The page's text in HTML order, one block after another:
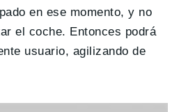
en ese momento, y no
el coche. Entonces podrá
usuario, agilizando de